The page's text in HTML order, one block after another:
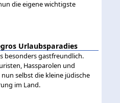
die eigene wichtigste
Urlaubsparadies
besonders gastfreundlich.
Hassparolen und
selbst die kleine jüdische
im Land.